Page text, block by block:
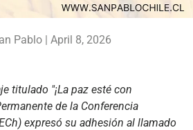
Pablo | April 8, 2026
titulado "¡La paz esté con
de la Conferencia
expresó su adhesión al llamado